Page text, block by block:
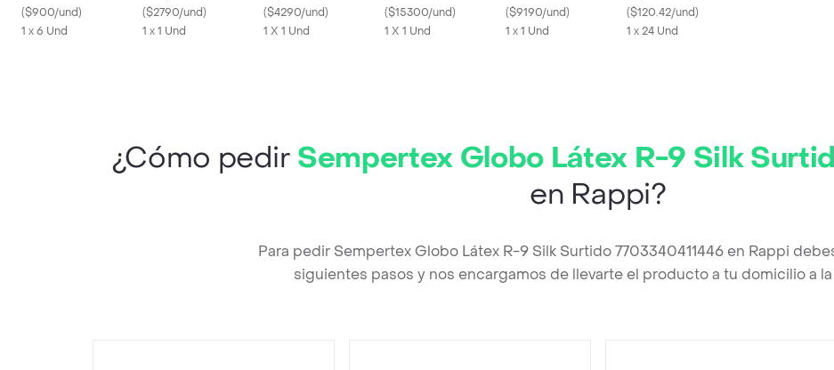
Dorada
7703340387413
($900/und)
1 x 6 Und
18''
($2790/und)
1 x 1 Und
Pasteles
($4290/und)
1 X 1 Und
para Globos
($15300/und)
1 X 1 Und
Cumpleaños
7703340401942
($9190/und)
1 x 1 Und
7703340412580
($120.42/und)
1 x 24 Und
¿Cómo pedir Sempertex Globo Látex R-9 Silk
en Rappi?
Para pedir Sempertex Globo Látex R-9 Silk Surtido 7703340411446 en Rappi
siguientes pasos y nos encargamos de llevarte el producto a tu domicilio a